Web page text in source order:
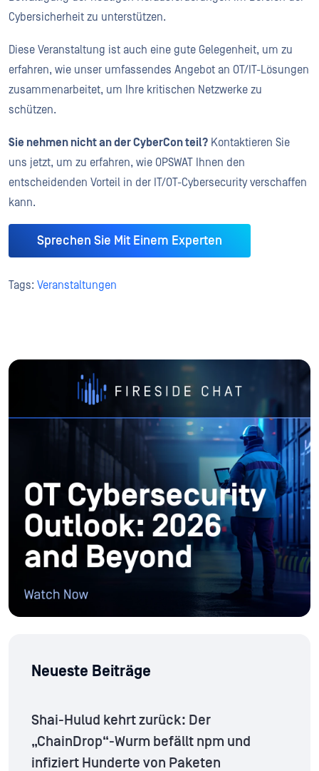
Cybersicherheit zu unterstützen.
Diese Veranstaltung ist auch eine gute Gelegenheit, um zu
erfahren, wie unser umfassendes Angebot an OT/IT-Lösungen
zusammenarbeitet, um Ihre kritischen Netzwerke zu
schützen.
Sie nehmen nicht an der CyberCon teil? Kontaktieren Sie
uns jetzt, um zu erfahren, wie OPSWAT Ihnen den
entscheidenden Vorteil in der IT/OT-Cybersecurity verschaffen
kann.
Sprechen Sie Mit Einem Experten
Tags: Veranstaltungen
Neueste Beiträge
Shai-Hulud kehrt zurück: Der
„ChainDrop“-Wurm befällt npm und
infiziert Hunderte von Paketen